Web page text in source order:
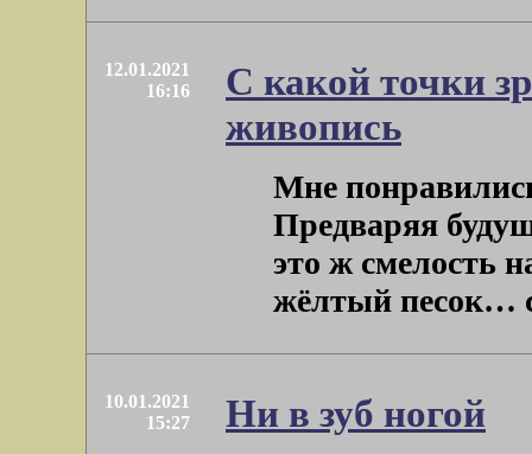
12.01.2021
16:16
С какой точки
живопись
Мне
Предваряя
это ж смелость
жёлтый песок…
10.01.2021
15:27
Ни в зуб ногой